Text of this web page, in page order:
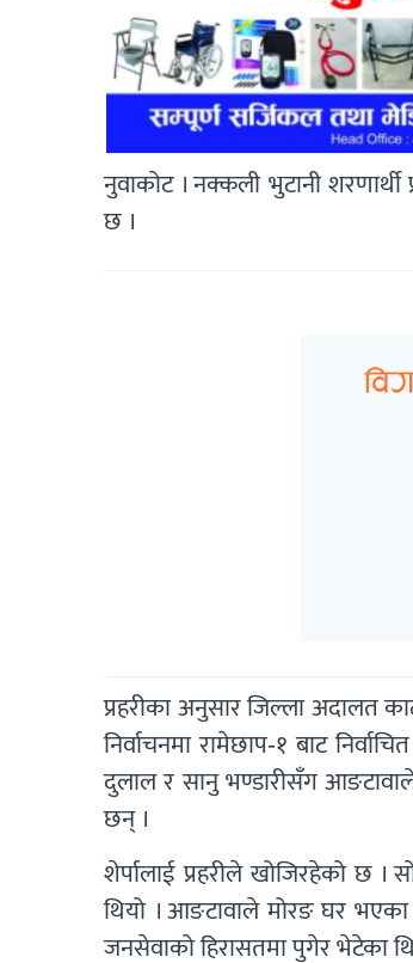
नुवाकोट । नक्कली भुटानी
छ ।
प्रहरीका अनुसार जिल्ला अदालत
निर्वाचनमा रामेछाप-१ बाट
दुलाल र सानु भण्डारीसँग
छन् ।
शेर्पालाई प्रहरीले खोजिरहेको छ ।
थियो । आङटावाले मोरङ घर भएका
जनसेवाको हिरासतमा पुगेर भेटेका